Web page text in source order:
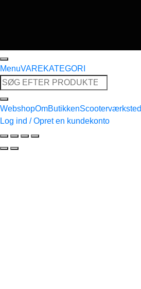
MenuVAREKATEGORI
Søg
efter:
WebshopOmButikkenScooterværksted
Log ind / Opret en kundekonto